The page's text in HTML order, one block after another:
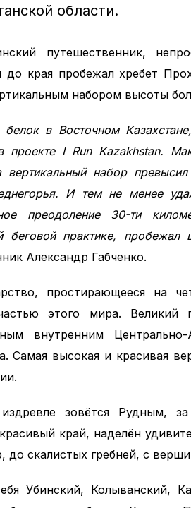
области.
путешественник,
до края пробежал хребет
набором высоты
в Восточном
проекте I Run Kazakhstan.
набор
И тем не менее
преодоление 30-ти
беговой практике,
Александр Габченко.
простирающееся на
этого мира. Великий
внутренним
Самая высокая и красивая
зовётся Рудным,
край, наделён
до скалистых гребней, с
Убинский, Колыванский,